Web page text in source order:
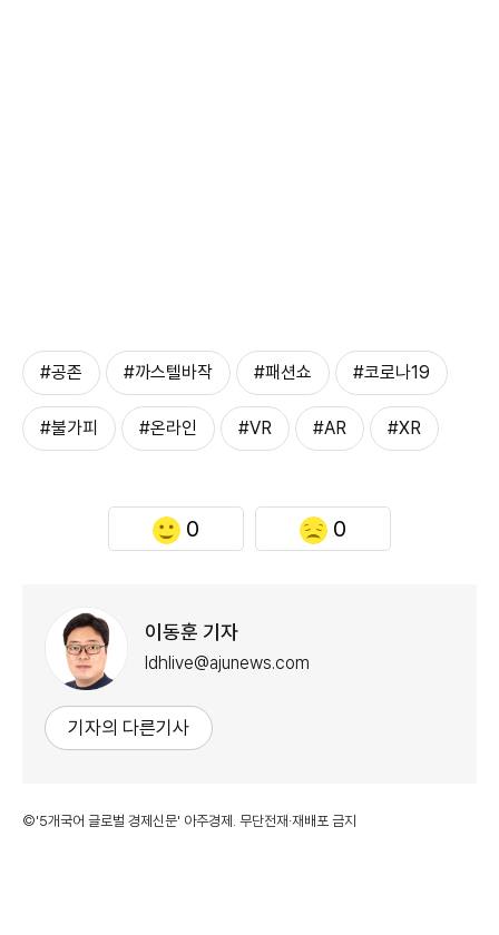
#공존 #까스텔바작 #패션쇼 #코로나19
#불가피 #온라인 #VR #AR #XR
0 0
이동훈 기자
ldhlive@ajunews.com
기자의 다른기사
©'5개국어 글로벌 경제신문' 아주경제. 무단전재·재배포 금지